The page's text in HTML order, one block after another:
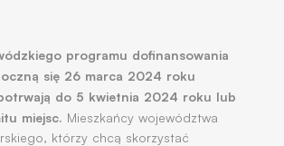
programu dofinansowania
się 26 marca 2024 roku
do 5 kwietnia 2024 roku lub
miejsc. Mieszkańcy województwa
którzy chcą skorzystać